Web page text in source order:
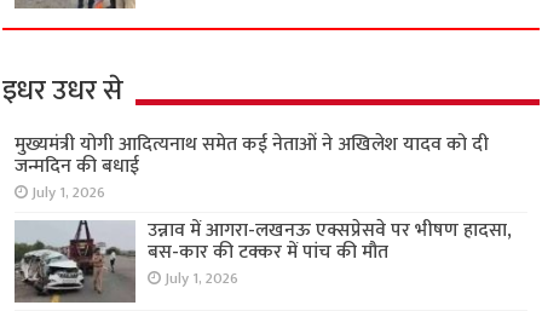
इधर उधर से
मुख्यमंत्री योगी आदित्यनाथ समेत कई नेताओं ने अखिलेश यादव को दी
जन्मदिन की बधाई
July 1, 2026
उन्नाव में आगरा-लखनऊ एक्सप्रेसवे पर भीषण हादसा,
बस-कार की टक्कर में पांच की मौत
July 1, 2026